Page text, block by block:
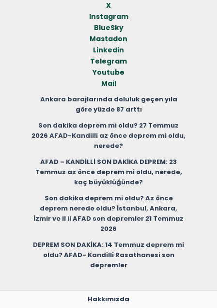
X
Instagram
BlueSky
Mastadon
Linkedin
Telegram
Youtube
Mail
Ankara barajlarında doluluk geçen yıla
göre yüzde 87 arttı
Son dakika deprem mi oldu? 27 Temmuz
2026 AFAD-Kandilli az önce deprem mi oldu,
nerede?
AFAD – KANDİLLİ SON DAKİKA DEPREM: 23
Temmuz az önce deprem mi oldu, nerede,
kaç büyüklüğünde?
Son dakika deprem mi oldu? Az önce
deprem nerede oldu? İstanbul, Ankara,
İzmir ve il il AFAD son depremler 21 Temmuz
2026
DEPREM SON DAKİKA: 14 Temmuz deprem mi
oldu? AFAD- Kandilli Rasathanesi son
depremler
Hakkımızda